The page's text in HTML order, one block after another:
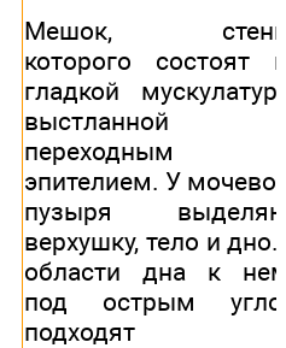
Мешок,
которого состоят
гладкой
выстланной
переходным
эпителием. У
пузыря
верхушку, тело и
области дна к
под острым
подходят